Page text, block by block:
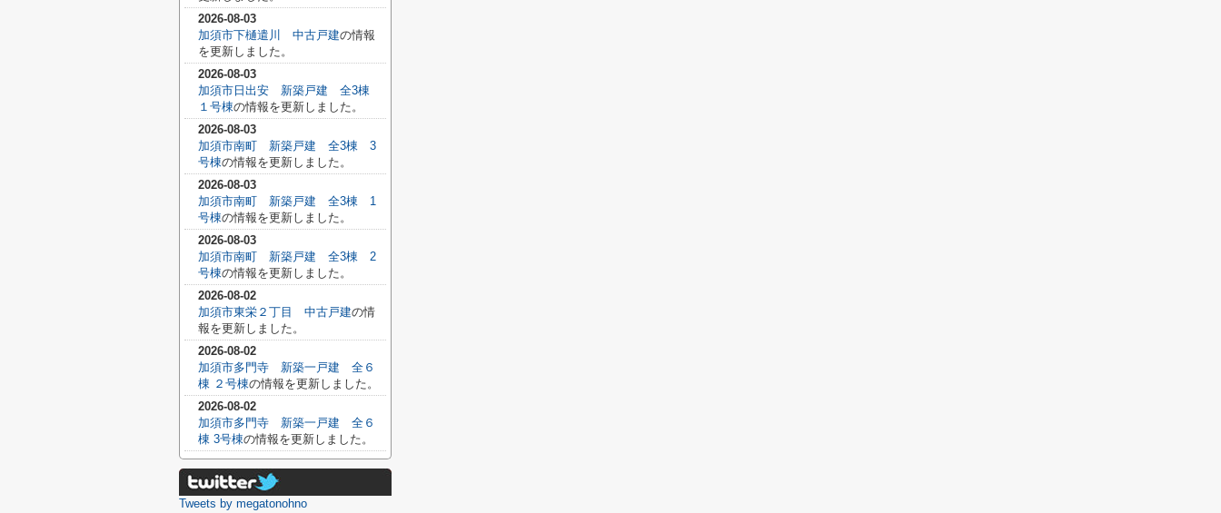
2026-08-03
加須市下樋遣川 中古戸建の情報
を更新しました。
2026-08-03
加須市日出安 新築戸建 全3棟
１号棟の情報を更新しました。
2026-08-03
加須市南町 新築戸建 全3棟 3
号棟の情報を更新しました。
2026-08-03
加須市南町 新築戸建 全3棟 1
号棟の情報を更新しました。
2026-08-03
加須市南町 新築戸建 全3棟 2
号棟の情報を更新しました。
2026-08-02
加須市東栄２丁目 中古戸建の情
報を更新しました。
2026-08-02
加須市多門寺 新築一戸建 全６
棟 ２号棟の情報を更新しました。
2026-08-02
加須市多門寺 新築一戸建 全６
棟 3号棟の情報を更新しました。
Tweets by megatonohno